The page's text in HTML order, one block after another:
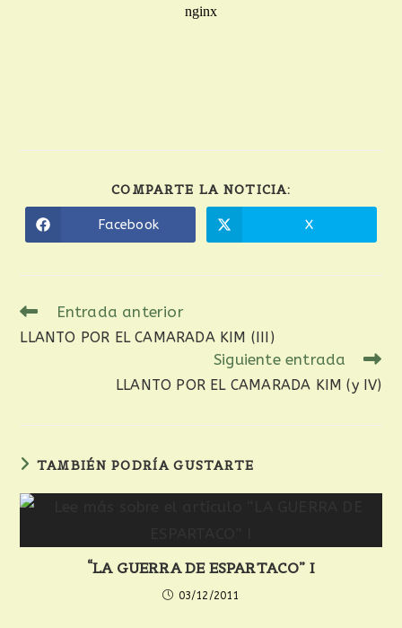
COMPARTE LA NOTICIA:
Facebook X
Entrada anterior
LLANTO POR EL CAMARADA KIM (III)
Siguiente entrada
LLANTO POR EL CAMARADA KIM (y IV)
TAMBIÉN PODRÍA GUSTARTE
“LA GUERRA DE ESPARTACO” I
03/12/2011